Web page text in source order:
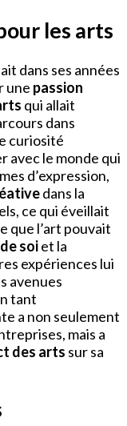
les arts
dans ses années
une passion
qui allait
dans
curiosité
avec le monde qui
d’expression,
dans la
ce qui éveillait
que l’art pouvait
soiet la
expériences lui
avenues
tant
a non seulement
mais a
des arts sur sa